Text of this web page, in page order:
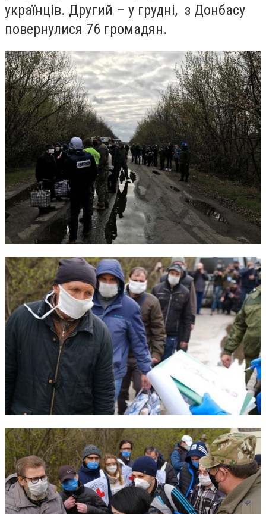
українців. Другий – у грудні, з Донбасу
повернулися 76 громадян.